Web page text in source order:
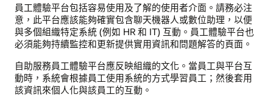
員工體驗平台包括容易使用及了解的使用者介面。請務必注
意，此平台應該能夠確實包含聊天機器人或數位助理，以便
與多個組織特定系統 (例如 HR 和 IT) 互動。員工體驗平台也
必須能夠持續監控和更新提供實用資訊和問題解答的頁面。
自助服務員工體驗平台應反映組織的文化。當員工與平台互
動時，系統會根據員工使用系統的方式學習員工；然後套用
該資訊來個人化與該員工的互動。